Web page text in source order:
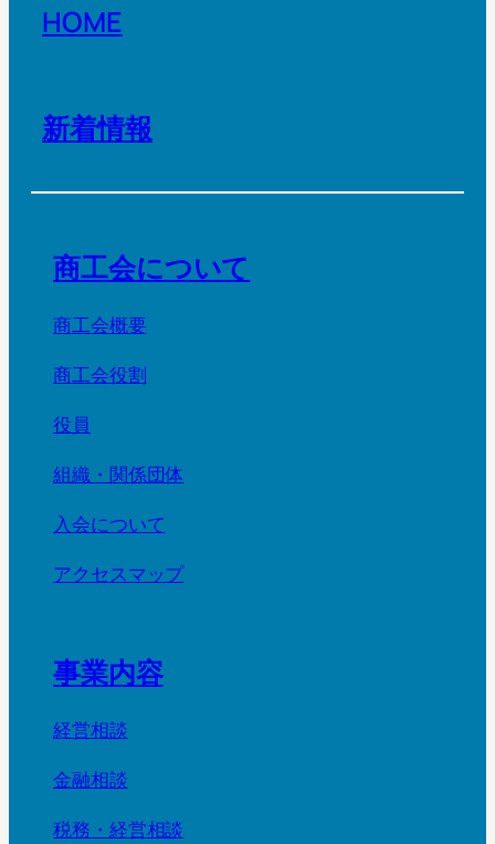
HOME
新着情報
商工会について
商工会概要
商工会役割
役員
組織・関係団体
入会について
アクセスマップ
事業内容
経営相談
金融相談
税務・経営相談